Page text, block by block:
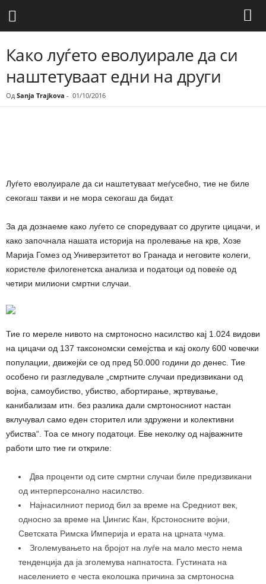
Како луѓето еволуирале да си
наштетуваат едни на други
Од Sanja Trajkova - 01/10/2016
Луѓето еволуирале да си наштетуваат меѓусебно, тие не биле
секогаш такви и не мора секогаш да бидат.
За да дознаеме како луѓето се споредуваат со другите цицачи, и
како започнала нашата историја на пролевање на крв, Хозе
Марија Гомез од Универзитетот во Гранада и неговите колеги,
користеле филогенетска анализа и податоци од повеќе од
четири милиони смртни случаи.
Тие го мереле нивото на смртоносно насилство кај 1.024 видови
на цицачи од 137 таксономски семејства и кај околу 600 човечки
популации, движејќи се од пред 50.000 години до денес. Тие
особено ги разгледувале „смртните случаи предизвикани од
војна, самоубиство, убиство, абортирање, жртвување,
канибализам итн. без разлика дали смртоносниот настан
вклучувал само еден сторител или здружени и колективни
убиства“. Тоа се многу податоци. Еве неколку од најважните
работи што тие ги откриле:
Два проценти од сите смртни случаи биле предизвикани
од интерперсонално насилство.
Најнасилниот период бил за време на Средниот век,
односно за време на Џингис Кан, Крстоносните војни,
Светската Римска Империја и ерата на црната чума.
Зголемувањето на бројот на луѓе на мало место нема
тенденција да ја зголемува напнатоста. Густината на
населението е честа еколошка причина за смртоносна